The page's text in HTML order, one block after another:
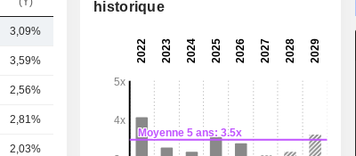
3,09%
3,59%
2,56%
2,81% 5,6 Md
2,03%
historique